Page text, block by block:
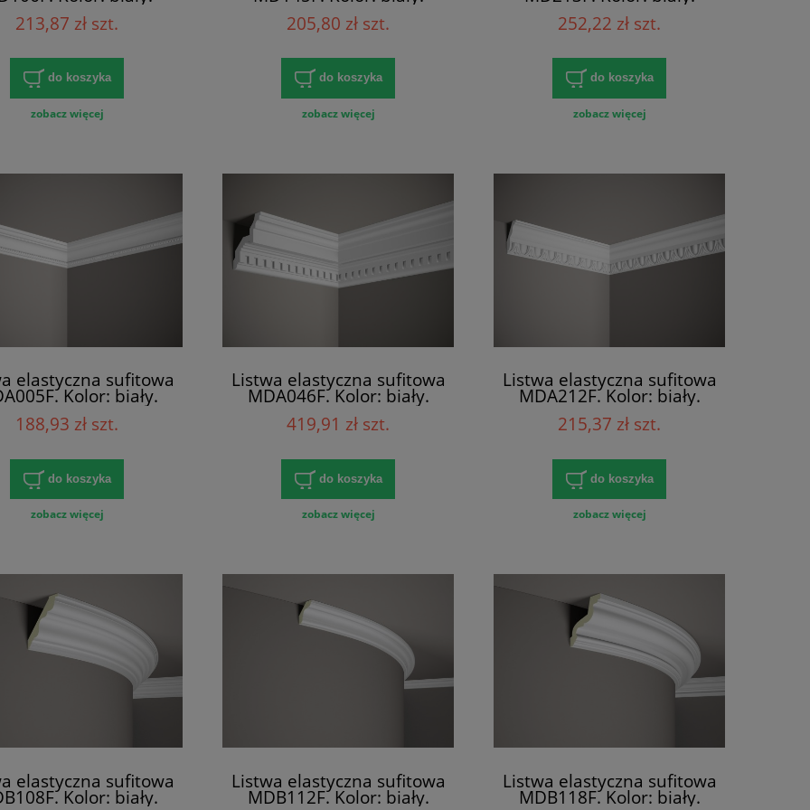
200 x 5.7 x 5.7
[cm]
213,87 zł szt.
do koszyka
zobacz więcej
Wymiary: 200 x 6 x 6 [cm]
205,80 zł szt.
do koszyka
zobacz więcej
Wymiary: 200 x 8.1 x 8.1
[cm]
252,22 zł szt.
do koszyka
zobacz więcej
elastyczna sufitowa
Kolor: biały.
200 x 5.8 x 5.8
[cm]
188,93 zł szt.
do koszyka
zobacz więcej
Listwa elastyczna sufitowa
MDA046F. Kolor: biały.
Wymiary: 200 x 10.7 x 12
[cm]
419,91 zł szt.
do koszyka
zobacz więcej
Listwa elastyczna sufitowa
MDA212F. Kolor: biały.
Wymiary: 200 x 7.8 x 4.4
[cm]
215,37 zł szt.
do koszyka
zobacz więcej
elastyczna sufitowa
Kolor: biały.
Listwa elastyczna sufitowa
MDB112F. Kolor: biały.
Listwa elastyczna sufitowa
MDB118F. Kolor: biały.